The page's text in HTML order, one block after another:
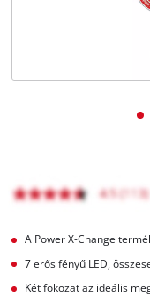
A Power X-Change
7 erős fényű LED,
Két fokozat az ideális